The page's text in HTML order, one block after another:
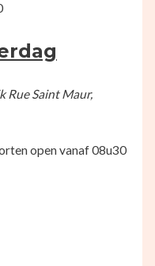
Rue Saint Maur,
open vanaf 08u30